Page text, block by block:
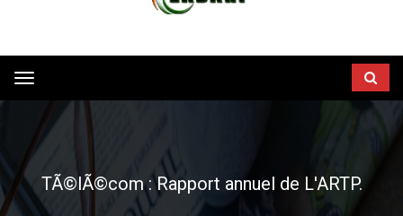
Toggle
navigation
TÃ©lÃ©com : Rapport annuel de L'ARTP.